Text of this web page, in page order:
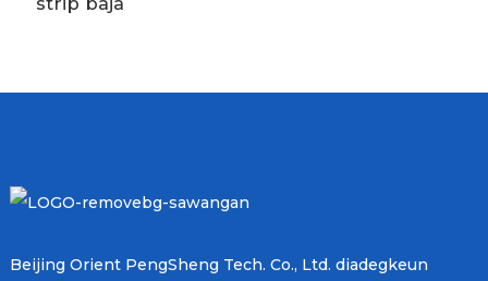
Beijing Orient PengSheng Tech. Co., Ltd. diadegkeun